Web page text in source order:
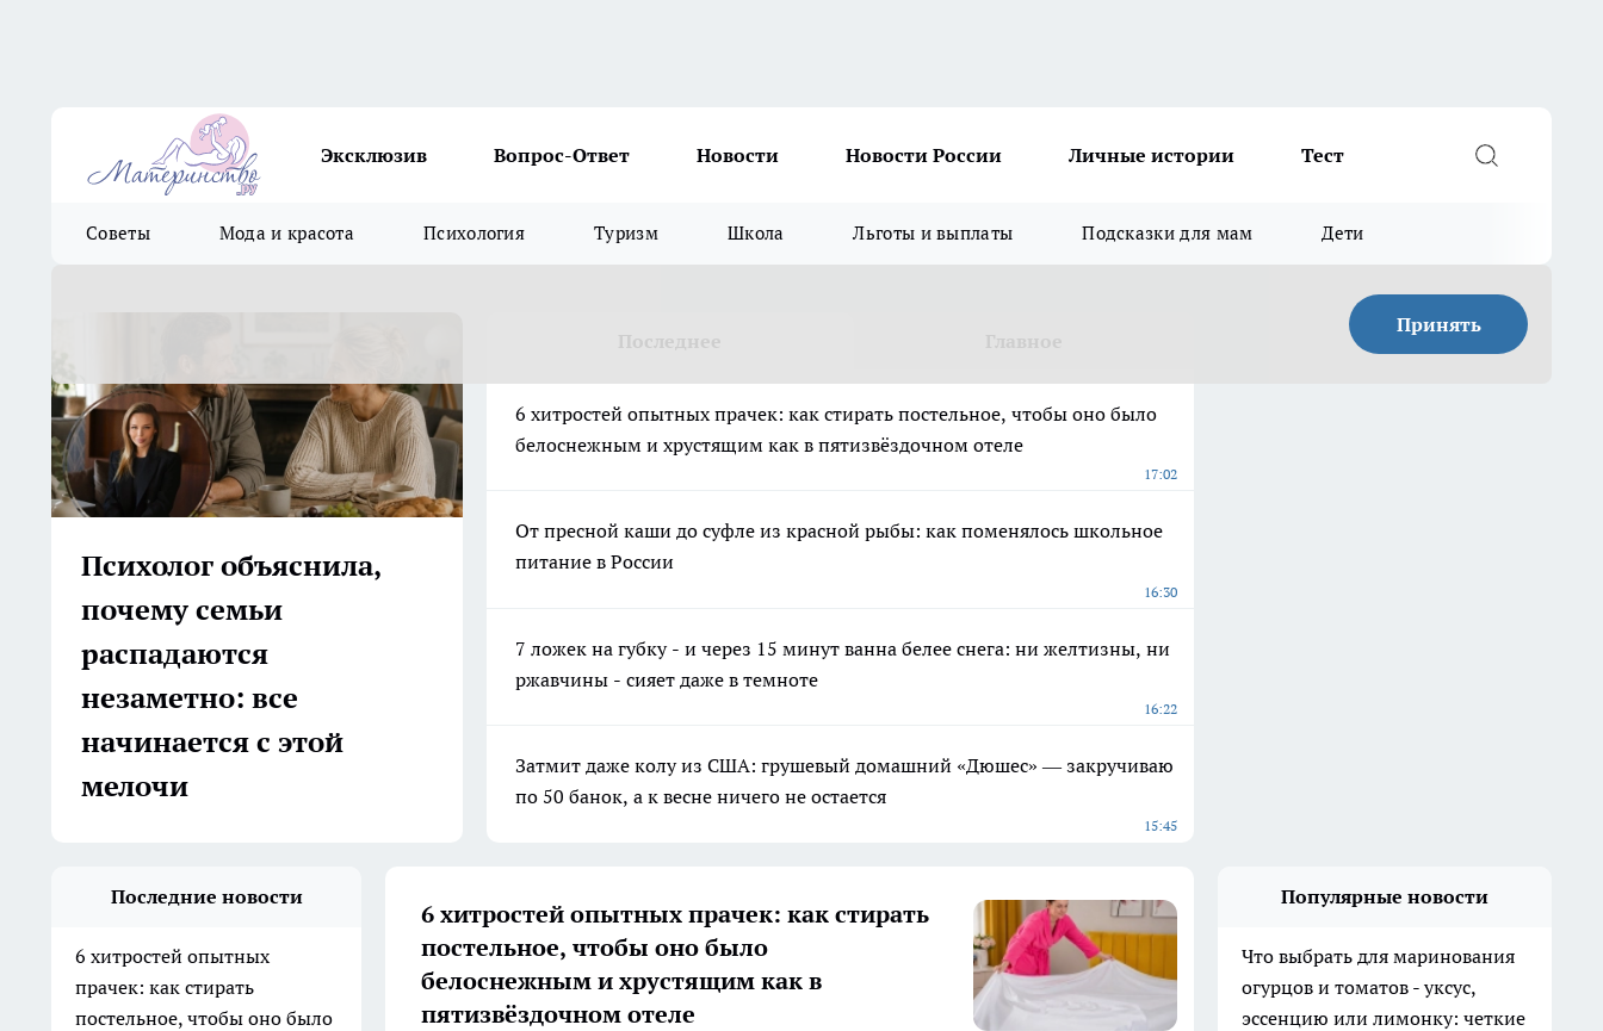
Эксклюзив Вопрос-Ответ Новости Новости России Личные истории Тест
Советы Мода и красота Психология Туризм Школа Льготы и выплаты Подсказки для мам Дети
Принять
Психолог объяснила,
почему семьи
распадаются
незаметно: все
начинается с этой
мелочи
6 хитростей опытных прачек: как стирать постельное, чтобы оно было
белоснежным и хрустящим как в пятизвёздочном отеле
17:02
От пресной каши до суфле из красной рыбы: как поменялось школьное
питание в России
16:30
7 ложек на губку - и через 15 минут ванна белее снега: ни желтизны, ни
ржавчины - сияет даже в темноте
16:22
Затмит даже колу из США: грушевый домашний «Дюшес» — закручиваю
по 50 банок, а к весне ничего не остается
15:45
Последние новости
6 хитростей опытных
прачек: как стирать
постельное, чтобы оно было
6 хитростей опытных прачек: как стирать
постельное, чтобы оно было
белоснежным и хрустящим как в
пятизвёздочном отеле
Популярные новости
Что выбрать для маринования
огурцов и томатов - уксус,
эссенцию или лимонку: четкие